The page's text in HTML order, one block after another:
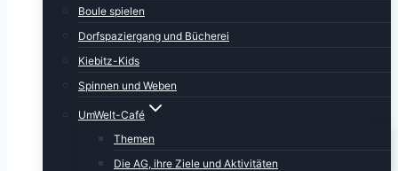
Boule spielen
Dorfspaziergang und Bücherei
Kiebitz-Kids
Spinnen und Weben
UmWelt-Café
Themen
Die AG, ihre Ziele und Aktivitäten